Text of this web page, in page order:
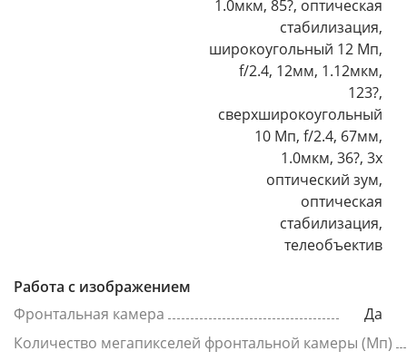
1.0мкм, 85?, оптическая
стабилизация,
широкоугольный 12 Мп,
f/2.4, 12мм, 1.12мкм,
123?,
сверхширокоугольный
10 Мп, f/2.4, 67мм,
1.0мкм, 36?, 3x
оптический зум,
оптическая
стабилизация,
телеобъектив
Работа с изображением
Фронтальная камера
Да
Количество мегапикселей фронтальной камеры (Мп)